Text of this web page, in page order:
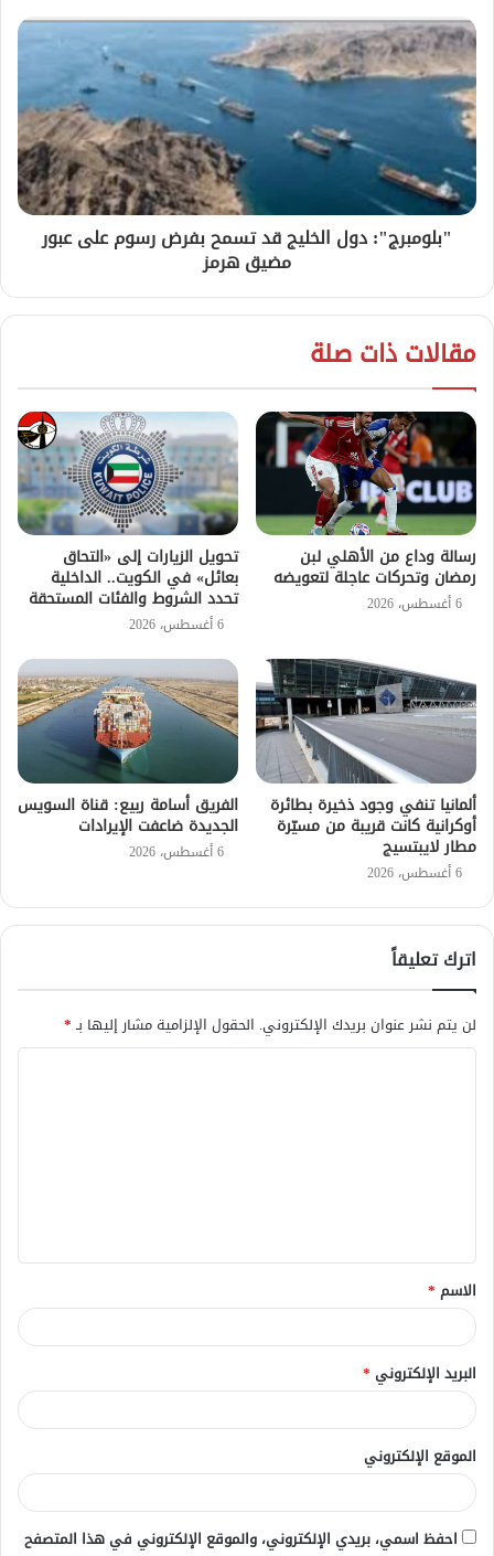
"بلومبرج": دول الخليج قد تسمح بفرض رسوم على عبور
مضيق هرمز
مقالات ذات صلة
رسالة وداع من الأهلي لبن
رمضان وتحركات عاجلة لتعويضه
6 أغسطس، 2026
تحويل الزيارات إلى «التحاق
بعائل» في الكويت.. الداخلية
تحدد الشروط والفئات المستحقة
6 أغسطس، 2026
ألمانيا تنفي وجود ذخيرة بطائرة
أوكرانية كانت قريبة من مسيّرة
مطار لايبتسيج
6 أغسطس، 2026
الفريق أسامة ربيع: قناة السويس
الجديدة ضاعفت الإيرادات
6 أغسطس، 2026
اترك تعليقاً
لن يتم نشر عنوان بريدك الإلكتروني. الحقول الإلزامية مشار إليها بـ*
ق
*
الاسم *
البريد الإلكتروني *
الموقع الإلكتروني
احفظ اسمي، بريدي الإلكتروني، والموقع الإلكتروني في هذا المتصفح